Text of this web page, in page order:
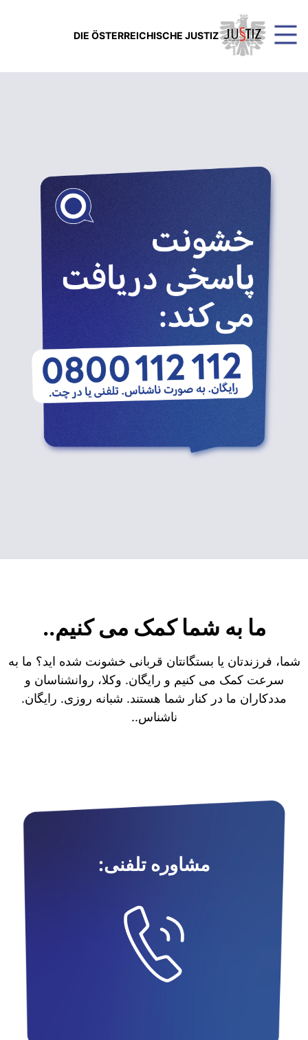
DIE ÖSTERREICHISCHE JUSTIZ
ما به شما کمک می کنیم..
شما، فرزندتان یا بستگانتان قربانی خشونت شده اید؟ ما به
سرعت کمک می کنیم و رایگان. وکلا، روانشناسان و
مددکاران ما در کنار شما هستند. شبانه روزی. رایگان.
ناشناس..
مشاوره تلفنی: